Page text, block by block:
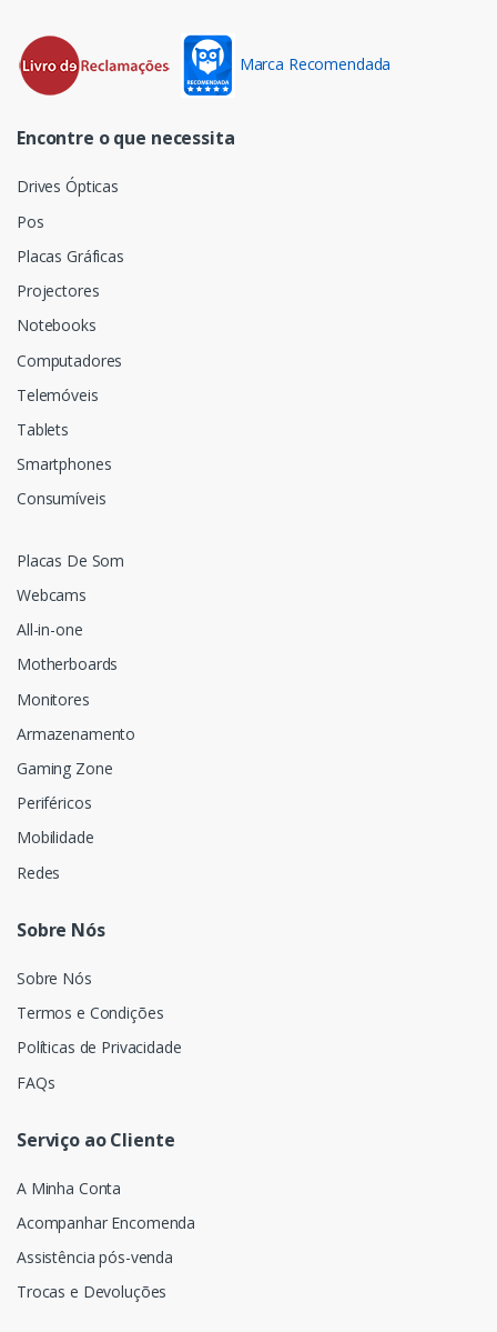
Marca Recomendada
Encontre o que necessita
Drives Ópticas
Pos
Placas Gráficas
Projectores
Notebooks
Computadores
Telemóveis
Tablets
Smartphones
Consumíveis
Placas De Som
Webcams
All-in-one
Motherboards
Monitores
Armazenamento
Gaming Zone
Periféricos
Mobilidade
Redes
Sobre Nós
Sobre Nós
Termos e Condições
Políticas de Privacidade
FAQs
Serviço ao Cliente
A Minha Conta
Acompanhar Encomenda
Assistência pós-venda
Trocas e Devoluções